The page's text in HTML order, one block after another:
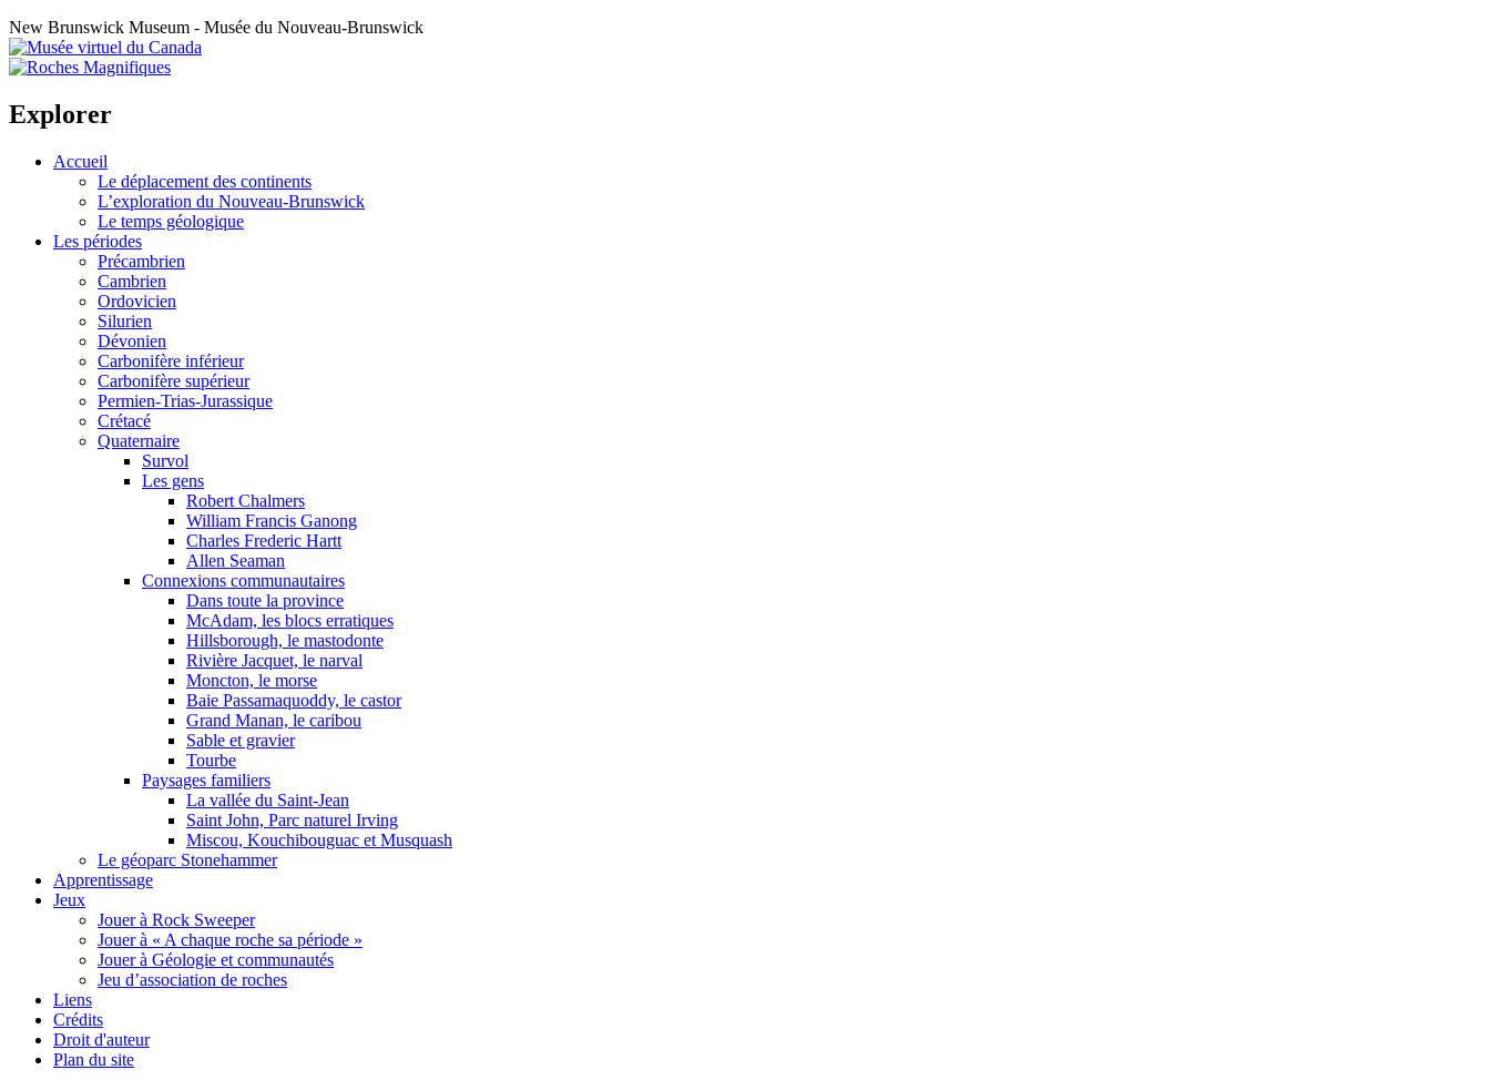
New Brunswick Museum - Musée du Nouveau-Brunswick
Explorer
Accueil
Le déplacement des continents
L’exploration du Nouveau-Brunswick
Le temps géologique
Les périodes
Précambrien
Cambrien
Ordovicien
Silurien
Dévonien
Carbonifère inférieur
Carbonifère supérieur
Permien-Trias-Jurassique
Crétacé
Quaternaire
Survol
Les gens
Robert Chalmers
William Francis Ganong
Charles Frederic Hartt
Allen Seaman
Connexions communautaires
Dans toute la province
McAdam, les blocs erratiques
Hillsborough, le mastodonte
Rivière Jacquet, le narval
Moncton, le morse
Baie Passamaquoddy, le castor
Grand Manan, le caribou
Sable et gravier
Tourbe
Paysages familiers
La vallée du Saint-Jean
Saint John, Parc naturel Irving
Miscou, Kouchibouguac et Musquash
Le géoparc Stonehammer
Apprentissage
Jeux
Jouer à Rock Sweeper
Jouer à « A chaque roche sa période »
Jouer à Géologie et communautés
Jeu d’association de roches
Liens
Crédits
Droit d'auteur
Plan du site